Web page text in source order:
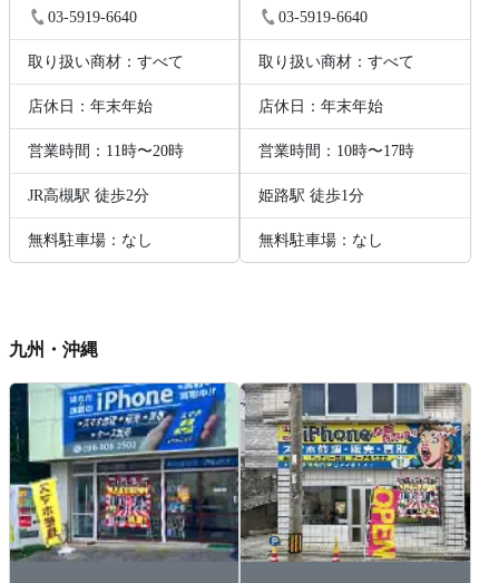
03-5919-6640
取り扱い商材：すべて
店休日：年末年始
営業時間：11時〜20時
JR高槻駅 徒歩2分
無料駐車場：なし
03-5919-6640
取り扱い商材：すべて
店休日：年末年始
営業時間：10時〜17時
姫路駅 徒歩1分
無料駐車場：なし
九州・沖縄